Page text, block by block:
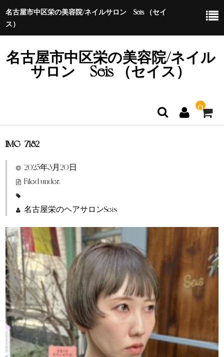
名古屋市中区栄の美容院/ネイルサロン Seis （セイ
ス）
名古屋市中区栄の美容院/ネイル
サロン Seis （セイス）
0
ホーム
特定商取引法に基づく表示
IMG_7182
2025年3月20日
Filed under:
名古屋栄のヘアサロンSeis